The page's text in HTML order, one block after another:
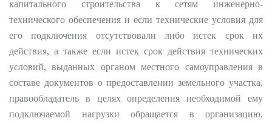
капитального строительства к сетям инженерно-
технического обеспечения и если технические условия для
его подключения отсутствовали либо истек срок их
действия, а также если истек срок действия технических
условий, выданных органом местного самоуправления в
составе документов о предоставлении земельного участка,
правообладатель в целях определения необходимой ему
подключаемой нагрузки обращается в организацию,